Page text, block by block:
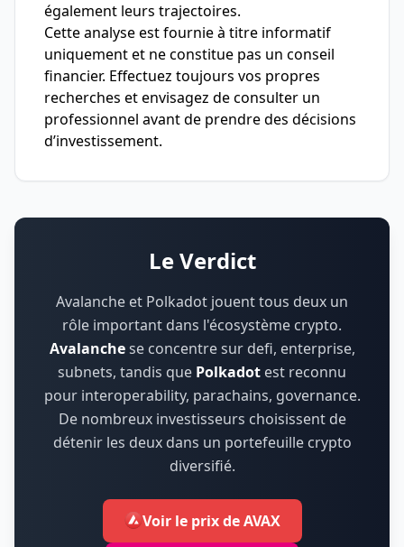
également leurs trajectoires.
Cette analyse est fournie à titre informatif
uniquement et ne constitue pas un conseil
financier. Effectuez toujours vos propres
recherches et envisagez de consulter un
professionnel avant de prendre des décisions
d’investissement.
Le Verdict
Avalanche et Polkadot jouent tous deux un
rôle important dans l'écosystème crypto.
Avalanche se concentre sur defi, enterprise,
subnets, tandis que Polkadot est reconnu
pour interoperability, parachains, governance.
De nombreux investisseurs choisissent de
détenir les deux dans un portefeuille crypto
diversifié.
Voir le prix de AVAX